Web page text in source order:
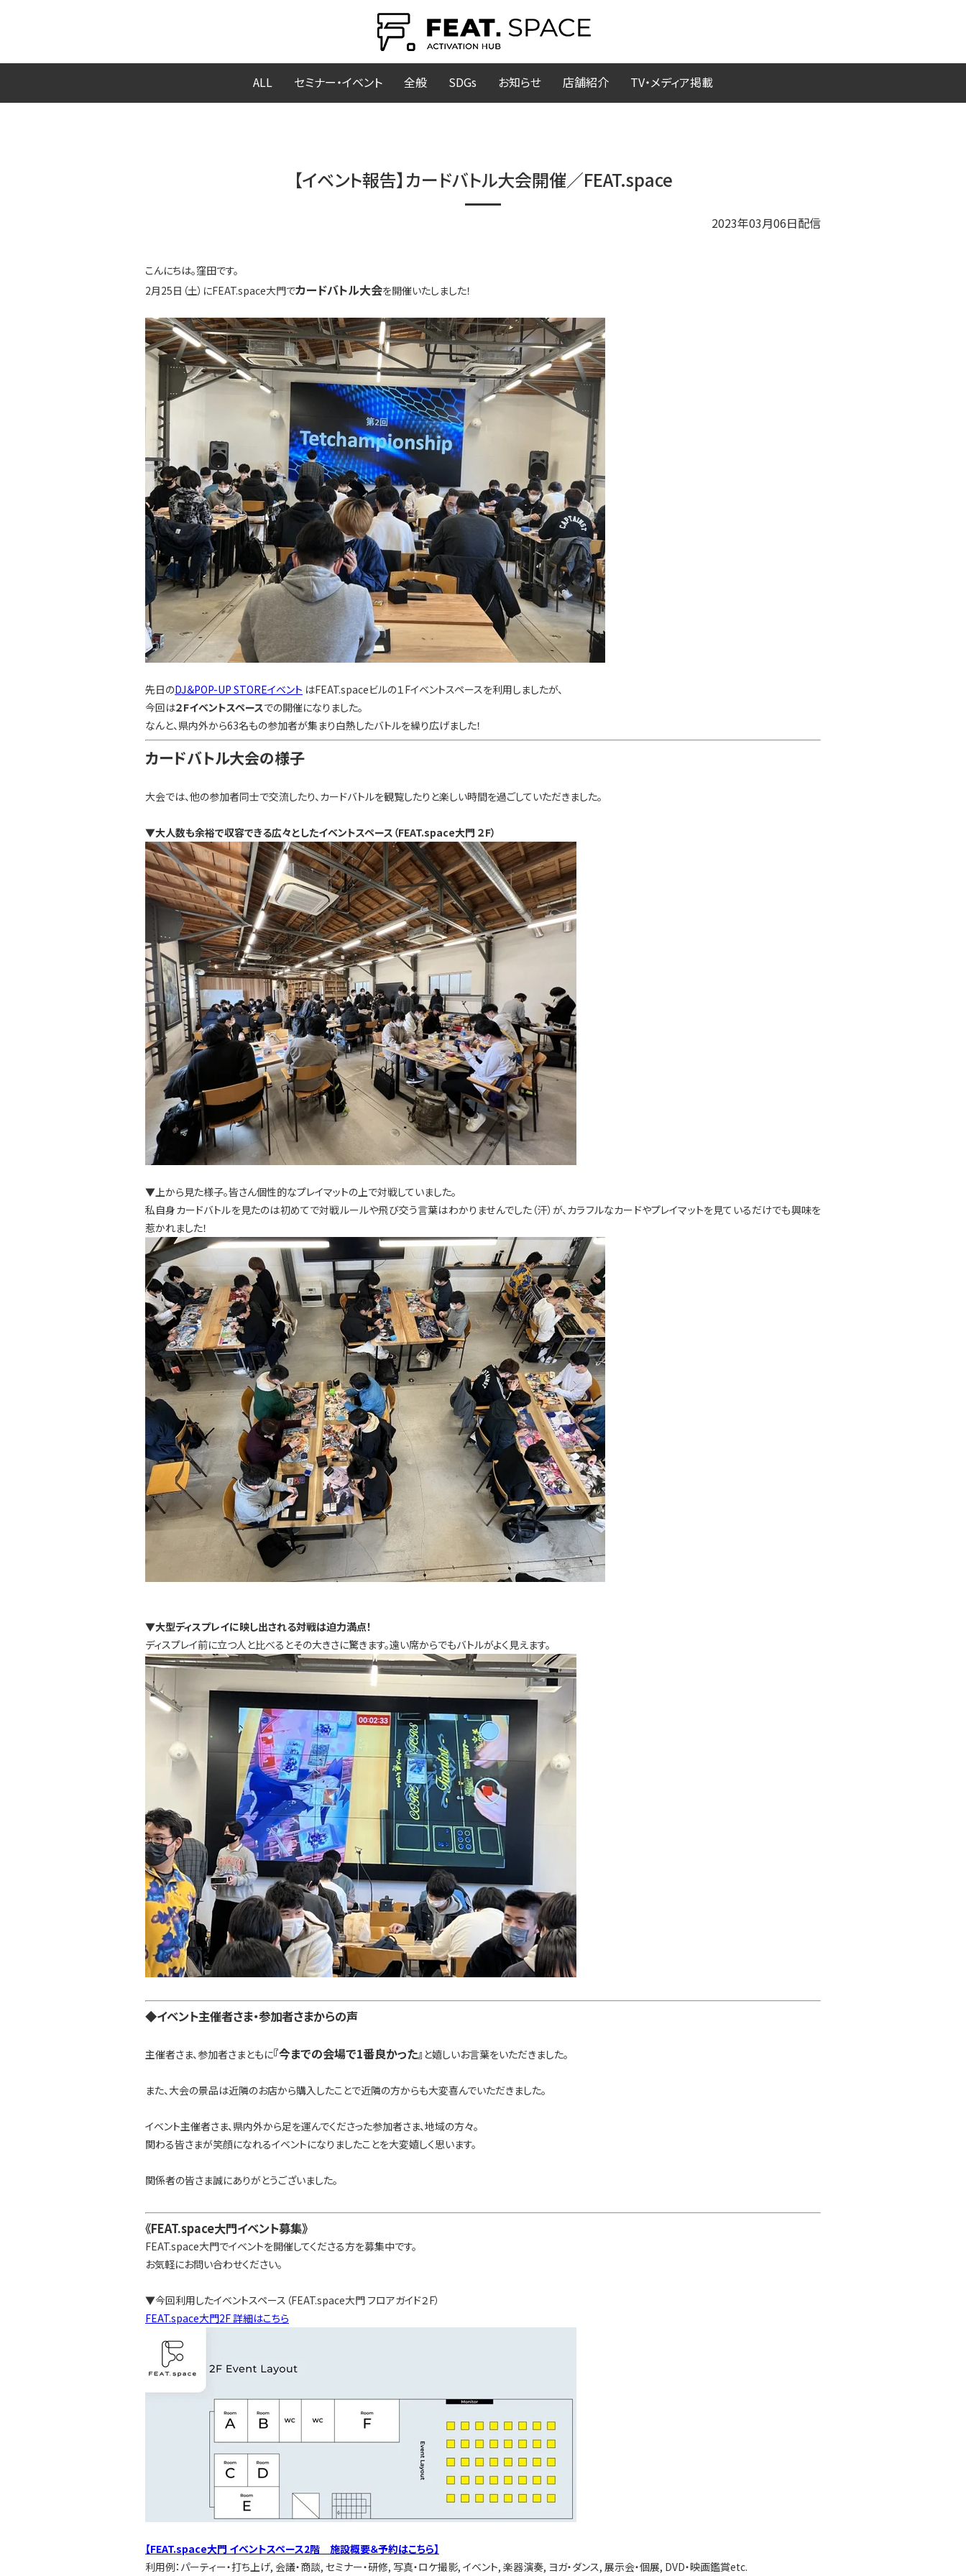
ALL セミナー・イベント 全般 SDGs お知らせ 店舗紹介 TV・メディア掲載
【イベント報告】カードバトル大会開催／FEAT.space
2023年03月06日配信
こんにちは。窪田です。
2月25日（土）にFEAT.space大門でカードバトル大会を開催いたしました！
先日のDJ＆POP-UP STOREイベント はFEAT.spaceビルの１Fイベントスペースを利用しましたが、
今回は２Fイベントスペースでの開催になりました。
なんと、県内外から63名もの参加者が集まり白熱したバトルを繰り広げました！
カードバトル大会の様子
大会では、他の参加者同士で交流したり、カードバトルを観覧したりと楽しい時間を過ごしていただきました。
▼大人数も余裕で収容できる広々としたイベントスペース（FEAT.space大門 ２F）
▼上から見た様子。皆さん個性的なプレイマットの上で対戦していました。
私自身カードバトルを見たのは初めてで対戦ルールや飛び交う言葉はわかりませんでした（汗）が、カラフルなカードやプレイマットを見ているだけでも興味を
惹かれました！
▼大型ディスプレイに映し出される対戦は迫力満点！
ディスプレイ前に立つ人と比べるとその大きさに驚きます。遠い席からでもバトルがよく見えます。
◆イベント主催者さま・参加者さまからの声
主催者さま、参加者さまともに『今までの会場で1番良かった』 と嬉しいお言葉をいただきました。
また、大会の景品は近隣のお店から購入したことで近隣の方からも大変喜んでいただきました。
イベント主催者さま、県内外から足を運んでくださった参加者さま、地域の方々。
関わる皆さまが笑顔になれるイベントになりましたことを大変嬉しく思います。
関係者の皆さま誠にありがとうございました。
《FEAT.space大門イベント募集》
FEAT.space大門でイベントを開催してくださる方を募集中です。
お気軽にお問い合わせください。
▼今回利用したイベントスペース（FEAT.space大門 フロアガイド２F）
FEAT.space大門2F 詳細はこちら
【FEAT.space大門 イベントスペース2階 施設概要＆予約はこちら】
利用例：パーティー・打ち上げ, 会議・商談, セミナー・研修, 写真・ロケ撮影, イベント, 楽器演奏, ヨガ・ダンス, 展示会・個展, DVD・映画鑑賞etc.